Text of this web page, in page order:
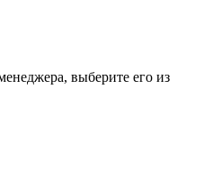
выберите его из